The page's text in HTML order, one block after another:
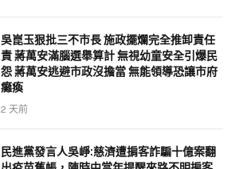
吳崑玉狠批三不市長 施政擺爛完全推卸責任
責 蔣萬安滿腦選舉算計 無視幼童安全引爆民
怨 蔣萬安逃避市政沒擔當 無能領導恐讓市府
癱瘓
2 天前
民進黨發言人吳崢:慈濟遭掮客詐騙十億案翻